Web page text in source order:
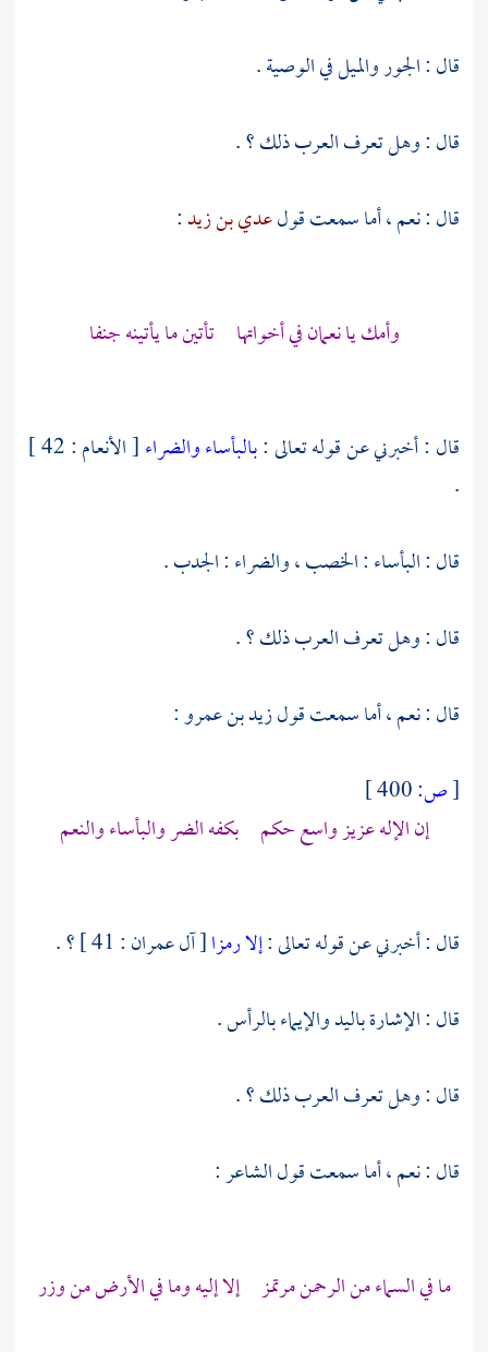
قال : الجور والميل في الوصية .
قال : وهل تعرف العرب ذلك ؟ .
قال : نعم ، أما سمعت قولعدي بن زيد:
وأمك يانعمانفي أخواتها تأتين ما يأتينه جنفا
قال : أخبرني عن قوله تعالى :بالبأساء والضراء
[ الأنعام : 42 ]
.
قال : البأساء : الخصب ، والضراء : الجدب .
قال : وهل تعرف العرب ذلك ؟ .
قال : نعم ، أما سمعت قولزيد بن عمرو:
[ص:
إن الإله عزيز واسع حكم بكفه الضر والبأساء والنعم
قال : أخبرني عن قوله تعالى :إلا رمزا[ آل عمران : 41 ] ؟ .
قال : الإشارة باليد والإيماء بالرأس .
قال : وهل تعرف العرب ذلك ؟ .
قال : نعم ، أما سمعت قول الشاعر :
ما في السماء من الرحمن مرتمز إلا إليه وما في الأرض من وزر